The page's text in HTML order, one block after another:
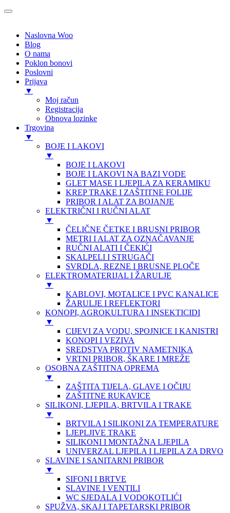
Naslovna Woo
Blog
O nama
Poklon bonovi
Poslovni
Prijava
▼
Moj račun
Registracija
Obnova lozinke
Trgovina
▼
BOJE I LAKOVI
▼
BOJE I LAKOVI
BOJE I LAKOVI NA BAZI VODE
GLET MASE I LJEPILA ZA KERAMIKU
KREP TRAKE I ZAŠTITNE FOLIJE
PRIBOR I ALAT ZA BOJANJE
ELEKTRIČNI I RUČNI ALAT
▼
ČELIČNE ČETKE I BRUSNI PRIBOR
METRI I ALAT ZA OZNAČAVANJE
RUČNI ALATI I ČEKIĆI
SKALPELI I STRUGAČI
SVRDLA, REZNE I BRUSNE PLOČE
ELEKTROMATERIJAL I ŽARULJE
▼
KABLOVI, MOTALICE I PVC KANALICE
ŽARULJE I REFLEKTORI
KONOPI, AGROKULTURA I INSEKTICIDI
▼
CIJEVI ZA VODU, SPOJNICE I KANISTRI
KONOPI I VEZIVA
SREDSTVA PROTIV NAMETNIKA
VRTNI PRIBOR, ŠKARE I MREŽE
OSOBNA ZAŠTITNA OPREMA
▼
ZAŠTITA TIJELA, GLAVE I OČIJU
ZAŠTITNE RUKAVICE
SILIKONI, LJEPILA, BRTVILA I TRAKE
▼
BRTVILA I SILIKONI ZA TEMPERATURE
LJEPLJIVE TRAKE
SILIKONI I MONTAŽNA LJEPILA
UNIVERZAL LJEPILA I LJEPILA ZA DRVO
SLAVINE I SANITARNI PRIBOR
▼
SIFONI I BRTVE
SLAVINE I VENTILI
WC SJEDALA I VODOKOTLIĆI
SPUŽVA, SKAJ I TAPETARSKI PRIBOR